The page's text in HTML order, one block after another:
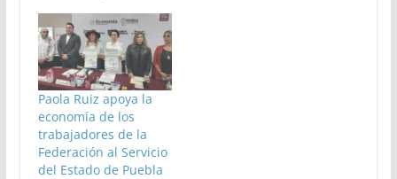
Paola Ruiz apoya la
economía de los
trabajadores de la
Federación al Servicio
del Estado de Puebla